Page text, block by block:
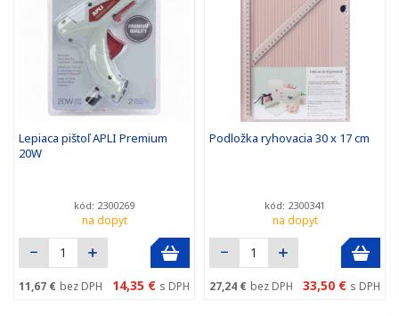
Lepiaca pištoľ APLI Premium
20W
kód: 2300269
na dopyt
11,67 € bez DPH 14,35 € s DPH
Podložka ryhovacia 30 x 17 cm
kód: 2300341
na dopyt
27,24 € bez DPH 33,50 € s DPH